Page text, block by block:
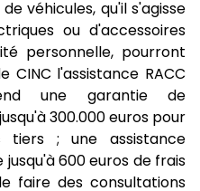
véhicules, qu'il s'agisse
ou d'accessoires
personnelle, pourront
l'assistance RACC
une garantie de
300.000 euros pour
; une assistance
600 euros de frais
faire des consultations